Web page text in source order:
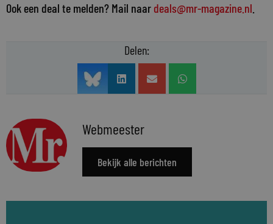
Ook een deal te melden? Mail naar deals@mr-magazine.nl
Delen:
Webmeester
Bekijk alle berichten